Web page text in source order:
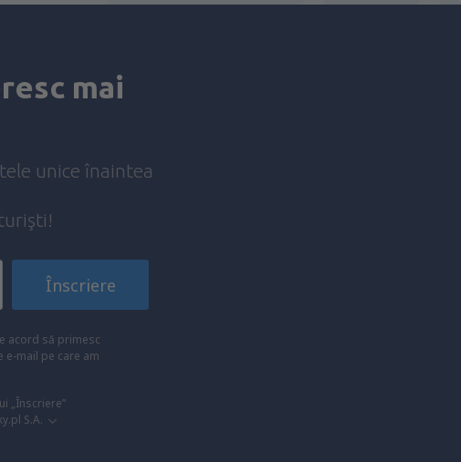
mai
unice înaintea
Înscriere
acord să primesc
e-mail pe care am
„Înscriere”
S.A.